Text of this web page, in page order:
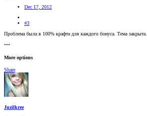
Dec 17, 2012
#3
Проблема была в 100% крафта для каждого бонуса. Тема закрыта.
•••
More options
Share
Juzilkree